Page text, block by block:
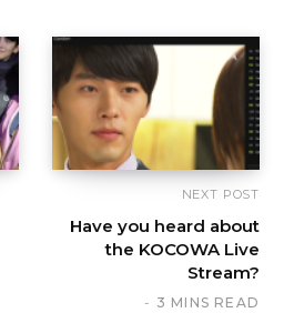
NEXT POST
Have you heard about
the KOCOWA Live
Stream?
3 MINS READ